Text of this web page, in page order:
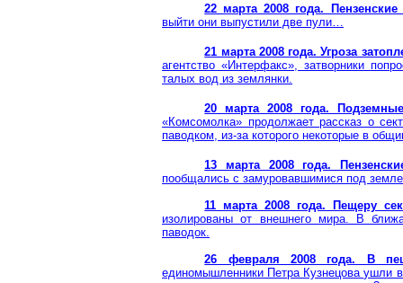
22 марта 2008 года.
выйти они выпустили две пули…
21 марта 2008 года. Угроза
агентство «Интерфакс», затворники
талых вод из землянки.
20 марта 2008 года.
«Комсомолка» продолжает рассказ о
паводком, из-за которого некоторые в
13 марта 2008 года.
пообщались с замуровавшимися под
11 марта 2008 года.
Пещеру
изолированы от внешнего мира. В
паводок.
26 февраля 2008 года. В
единомышленники Петра Кузнецова ушли